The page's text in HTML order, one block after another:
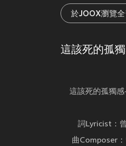
於JOOX瀏覽
這該死的孤
這該死的孤獨
詞Lyricist：
曲Composer